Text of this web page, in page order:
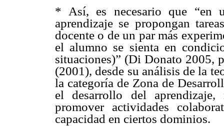
* Así, es necesario que “en
aprendizaje se propongan
docente o de un par más
el alumno se sienta en
situaciones)” (Di Donato 2005,
(2001), desde su análisis de la
la categoría de Zona de
el desarrollo del
promover actividades
capacidad en ciertos dominios.